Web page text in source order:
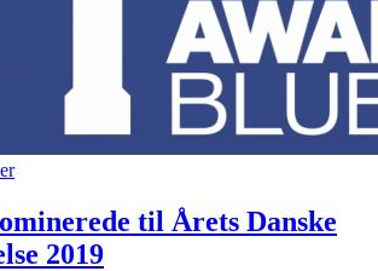
til Årets Danske
2019